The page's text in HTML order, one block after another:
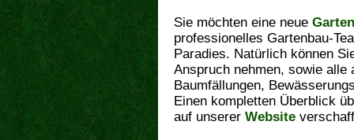
Sie möchten eine neue
professionelles Gartenbau-
Paradies. Natürlich können
Anspruch nehmen, sowie alle
Baumfällungen,
Einen kompletten Überblick
auf unserer Website